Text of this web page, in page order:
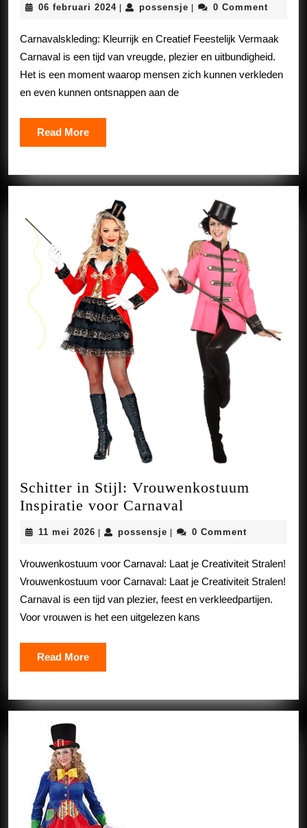
en
Creatief
Verkleedfeest!
06 februari 202406
| possensje possensje
| 0 Comment
Carnavalskleding: Kleurrijk en Creatief Feestelijk Vermaak
Carnaval is een tijd van vreugde, plezier en uitbundigheid.
Het is een moment waarop mensen zich kunnen verkleden
en even kunnen ontsnappen aan de
Read MoreRead
More
Schitter in Stijl: Vrouwenkostuum
Inspiratie voor Carnaval
Stijl:
Vrouwenkostuum
Inspiratie
voor
Carnaval
11 mei 2026 11| possensje possensje
| 0 Comment
Vrouwenkostuum voor Carnaval: Laat je Creativiteit Stralen!
Vrouwenkostuum voor Carnaval: Laat je Creativiteit Stralen!
Carnaval is een tijd van plezier, feest en verkleedpartijen.
Voor vrouwen is het een uitgelezen kans
Read MoreRead
More